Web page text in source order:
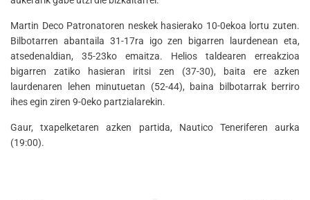
Martin Deco Patronatoren neskek hasierako 10-0ekoa lortu zuten.
Bilbotarren abantaila 31-17ra igo zen bigarren laurdenean eta,
atsedenaldian, 35-23ko emaitza. Helios taldearen erreakzioa
bigarren zatiko hasieran iritsi zen (37-30), baita ere azken
laurdenaren lehen minutuetan (52-44), baina bilbotarrak berriro
ihes egin ziren 9-0eko partzialarekin.
Gaur, txapelketaren azken partida, Nautico Teneriferen aurka
(19:00).